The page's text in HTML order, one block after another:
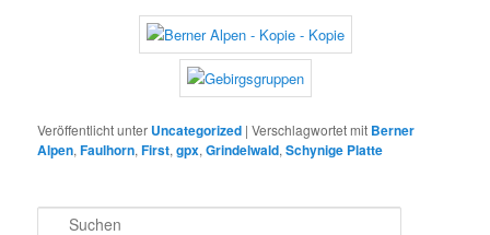
Veröffentlicht unter Uncategorized |Verschlagwortet mit Berner
Alpen,Faulhorn,First,gpx,Grindelwald,Schynige Platte